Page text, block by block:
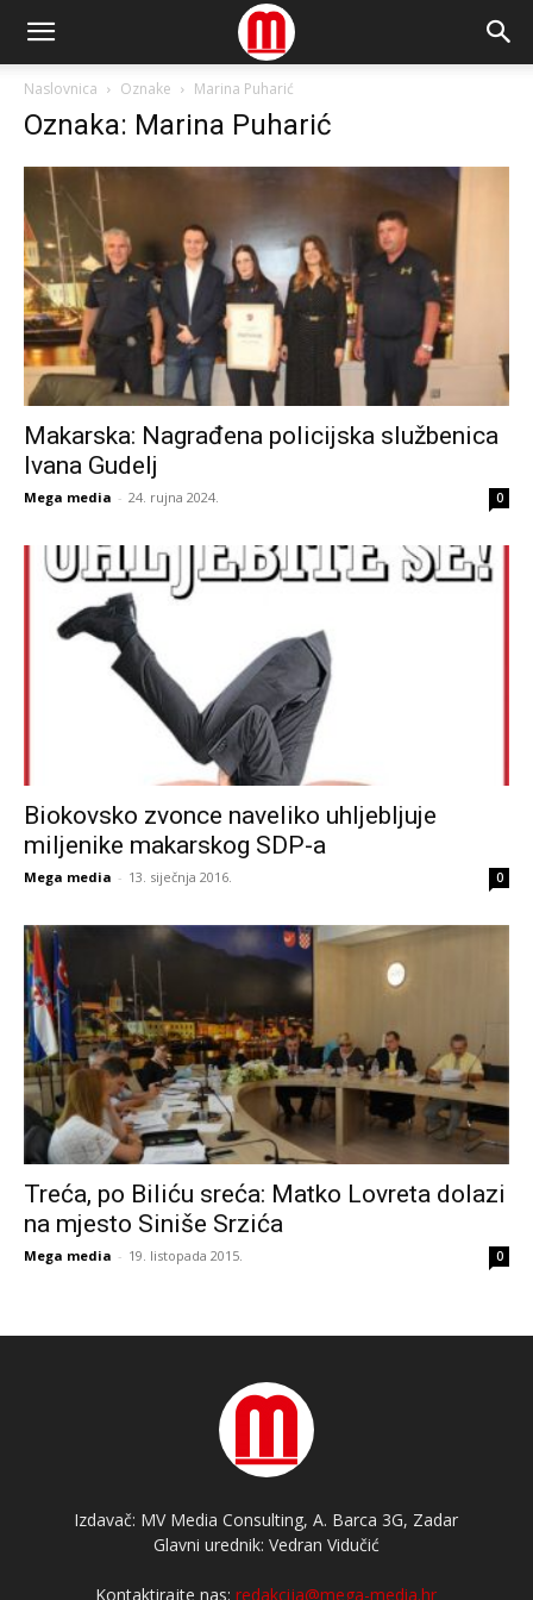
Naslovnica Oznake Marina Puharić
Oznaka: Marina Puharić
Makarska: Nagrađena policijska službenica
Ivana Gudelj
Mega media - 24. rujna 2024. 0
Biokovsko zvonce naveliko uhljebljuje
miljenike makarskog SDP-a
Mega media - 13. siječnja 2016. 0
Treća, po Biliću sreća: Matko Lovreta dolazi
na mjesto Siniše Srzića
Mega media - 19. listopada 2015. 0
Izdavač: MV Media Consulting, A. Barca 3G, Zadar
Glavni urednik: Vedran Vidučić
Kontaktirajte nas:redakcija@mega-media.hr